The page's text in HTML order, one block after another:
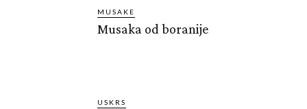
MUSAKE
Musaka od boranije
USKRS